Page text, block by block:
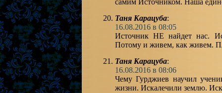
самим Источником. Наша
Таня Карацуба:
16.08.2016 в 08:05
Источник НЕ найдет нас.
Потому и живем, как живем.
Таня Карацуба:
16.08.2016 в 08:06
Чему Гурджиев научил
жизни. Искалечили землю.